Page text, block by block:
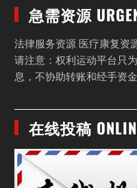
急需资源
法律服务资源 医疗康复资
请注意：权利运动平台只
息，不协助转账和经手资
在线投稿